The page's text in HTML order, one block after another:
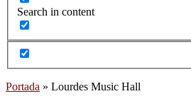
Search in content
Portada » Lourdes Music Hall